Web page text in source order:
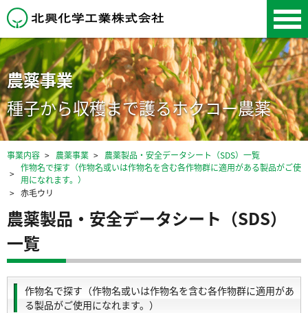
北興化学工業株式会
社
農薬事業
種子から収穫まで護るホクコー農薬
事業内容 農薬事業
農薬製品・安全データシート（SDS）一覧
作物名で探す（作物名或いは作物名を含む各作物群に適用がある製品がご使
用になれます。）
赤毛ウリ
農薬製品・安全データシート（SDS）
一覧
作物名で探す（作物名或いは作物名を含む各作物群に適用があ
る製品がご使用になれます。）